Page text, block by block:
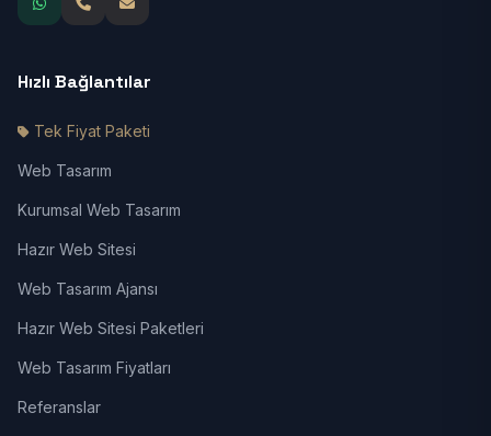
Hızlı Bağlantılar
Tek Fiyat Paketi
Web Tasarım
Kurumsal Web Tasarım
Hazır Web Sitesi
Web Tasarım Ajansı
Hazır Web Sitesi Paketleri
Web Tasarım Fiyatları
Referanslar